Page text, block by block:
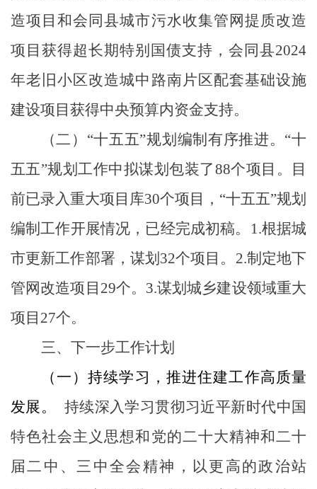
造项目和会同县城市污水收集管网提质改造
项目获得超长期特别国债支持，会同县2024
年老旧小区改造城中路南片区配套基础设施
建设项目获得中央预算内资金支持。
（二） “十五五”规划 编制有序推进。 “十
五五”规划工作中拟谋划包装了88个项目。目
前已录入重大项目库30个项目， “十五五”规划
编制工作开展情况，已经完成初稿。1.根据城
市更新工作部署，谋划32个项目。2.制定地下
管网改造项目29个。3.谋划城乡建设领域重大
项目27个。
三、下一步工作计划
（一）持续学习，推进住建工作高质量
发展。
持续深入学习贯彻习近平新时代中国
特色社会主义思想和党的二十大精神和二十
届二中、三中全会精神 ，以更高的政治站